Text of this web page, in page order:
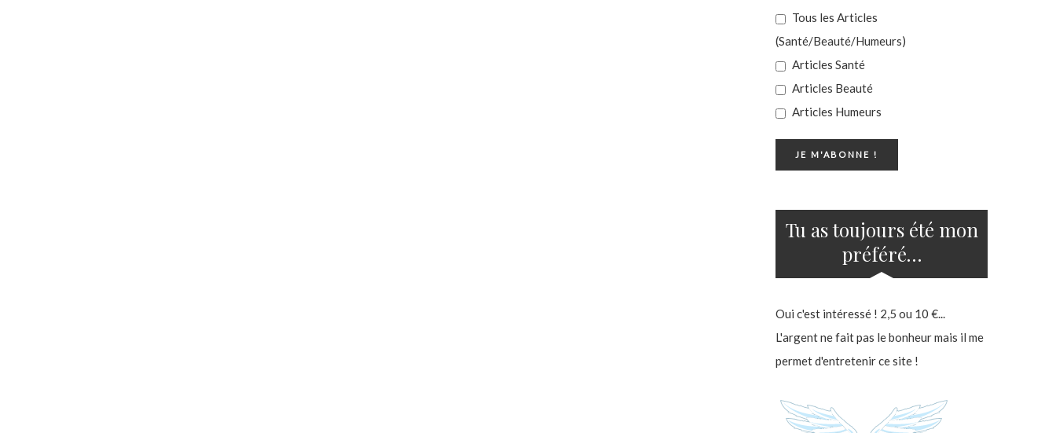
Tous les Articles
(Santé/Beauté/Humeurs)
Articles Santé
Articles Beauté
Articles Humeurs
Tu as toujours été mon
préféré…
Oui c'est intéressé ! 2,5 ou 10 €...
L'argent ne fait pas le bonheur mais il me
permet d'entretenir ce site !